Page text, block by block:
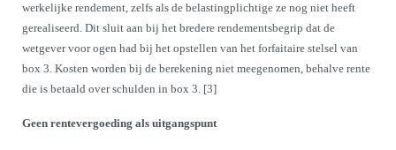
werkelijke rendement, zelfs als de belastingplichtige ze nog niet heeft
gerealiseerd. Dit sluit aan bij het bredere rendementsbegrip dat de
wetgever voor ogen had bij het opstellen van het forfaitaire stelsel van
box 3. Kosten worden bij de berekening niet meegenomen, behalve rente
die is betaald over schulden in box 3. [3]
Geen rentevergoeding als uitgangspunt